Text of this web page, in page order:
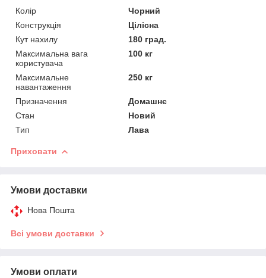
Колір
Чорний
Конструкція
Цілісна
Кут нахилу
180 град.
Максимальна вага
користувача
100 кг
Максимальне
навантаження
250 кг
Призначення
Домашнє
Стан
Новий
Тип
Лава
Приховати
Умови доставки
Нова Пошта
Всі умови доставки
Умови оплати